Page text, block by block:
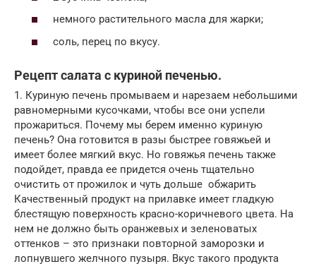
немного растительного масла для жарки;
соль, перец по вкусу.
Рецепт салата с куриной печенью.
1. Куриную печень промываем и нарезаем небольшими
равномерными кусочками, чтобы все они успели
прожариться. Почему мы берем именно куриную
печень? Она готовится в разы быстрее говяжьей и
имеет более мягкий вкус. Но говяжья печень также
подойдет, правда ее придется очень тщательно
очистить от прожилок и чуть дольше обжарить
Качественный продукт на прилавке имеет гладкую
блестящую поверхность красно-коричневого цвета. На
нем не должно быть оранжевых и зеленоватых
оттенков – это признаки повторной заморозки и
лопнувшего желчного пузыря. Вкус такого продукта